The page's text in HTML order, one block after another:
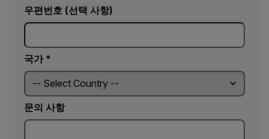
우편번호 (선택 사항)
국가 *
문의 사항